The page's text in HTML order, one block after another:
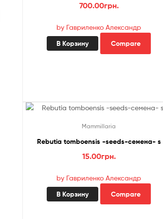
700.00грн.
by Гавриленко Александр
В Корзину Compare
Mammillaria
Rebutia tomboensis -seeds-семена- s
15.00грн.
by Гавриленко Александр
В Корзину Compare